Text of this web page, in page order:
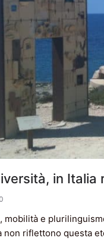
in Italia
mobilità e
non riflettono questa